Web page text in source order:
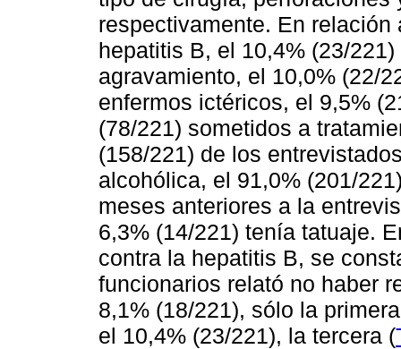
respectivamente. En
hepatitis B, el 10,4% (23/
agravamiento, el 10,0% (22/
enfermos ictéricos, el 9,5%
(78/221) sometidos a
(158/221) de los
alcohólica, el 91,0% (201/
meses anteriores a la
6,3% (14/221) tenía tatuaje.
contra la hepatitis B, se
funcionarios relató no haber
8,1% (18/221), sólo la
el 10,4% (23/221), la tercera (